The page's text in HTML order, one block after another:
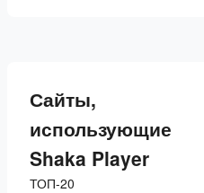
Сайты,
использующие
Shaka Player
ТОП-20